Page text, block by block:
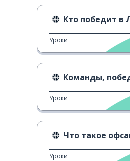
Кто победит в
Уроки
Команды, победившие в Ла
Уроки
Что такое
Уроки